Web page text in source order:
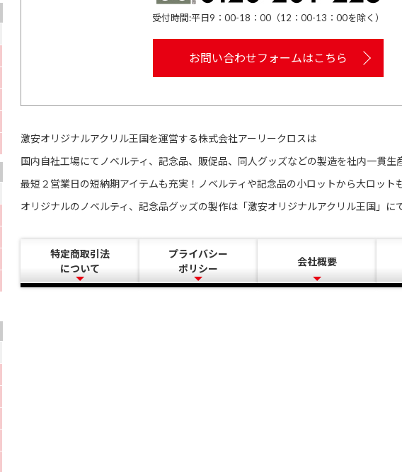
受付時間:平日9：00-18：00（12：00-13：00を除く）
お問い合わせフォームはこちら
激安オリジナルアクリル王国を運営する株式会社アーリークロスは
国内自社工場にてノベルティ、記念品、販促品、同人グッズなどの製造を社内一貫生
最短２営業日の短納期アイテムも充実！ノベルティや記念品の小ロットから大ロット
オリジナルのノベルティ、記念品グッズの製作は「激安オリジナルアクリル王国」に
特定商取引法
について
プライバシー
ポリシー
会社概要